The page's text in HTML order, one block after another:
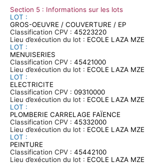
Section 5 : Informations sur les lots
LOT :
GROS-OEUVRE / COUVERTURE / EP
Classification CPV : 45223220
Lieu d’exécution du lot : ECOLE LAZA MZE
LOT :
MENUISERIES
Classification CPV : 45421000
Lieu d’exécution du lot : ECOLE LAZA MZE
LOT :
ELECTRICITE
Classification CPV : 09310000
Lieu d’exécution du lot : ECOLE LAZA MZE
LOT :
PLOMBERIE CARRELAGE FAÏENCE
Classification CPV : 45332000
Lieu d’exécution du lot : ECOLE LAZA MZE
LOT :
PEINTURE
Classification CPV : 45442100
Lieu d’exécution du lot : ECOLE LAZA MZE